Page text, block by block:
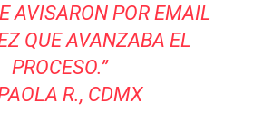
AVISARON POR EMAIL
QUE AVANZABA EL
PROCESO.”
R., CDMX